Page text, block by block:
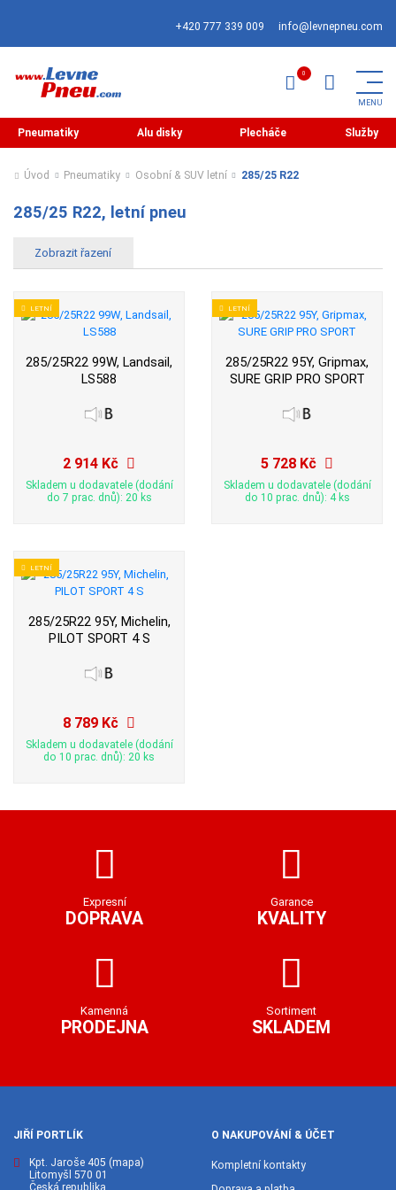
+420 777 339 009 info@levnepneu.com
Pneumatiky Alu disky Plecháče Služby
Úvod Pneumatiky Osobní & SUV letní 285/25 R22
285/25 R22, letní pneu
LETNÍ
285/25R22 99W, Landsail,
LS588
2 914 Kč
Skladem u dodavatele (dodání
do 7 prac. dnů): 20 ks
LETNÍ
285/25R22 95Y, Gripmax,
SURE GRIP PRO SPORT
5 728 Kč
Skladem u dodavatele (dodání
do 10 prac. dnů): 4 ks
LETNÍ
285/25R22 95Y, Michelin,
PILOT SPORT 4 S
8 789 Kč
Skladem u dodavatele (dodání
do 10 prac. dnů): 20 ks
Expresní
DOPRAVA
Garance
KVALITY
Kamenná
PRODEJNA
Sortiment
SKLADEM
JIŘÍ PORTLÍK
Kpt. Jaroše 405 (mapa)
Litomyšl 570 01
Česká republika
O NAKUPOVÁNÍ & ÚČET
Kompletní kontakty